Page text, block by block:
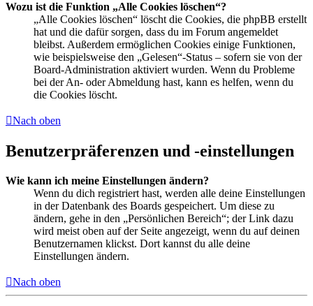
Wozu ist die Funktion „Alle Cookies löschen“?
„Alle Cookies löschen“ löscht die Cookies, die phpBB erstellt
hat und die dafür sorgen, dass du im Forum angemeldet
bleibst. Außerdem ermöglichen Cookies einige Funktionen,
wie beispielsweise den „Gelesen“-Status – sofern sie von der
Board-Administration aktiviert wurden. Wenn du Probleme
bei der An- oder Abmeldung hast, kann es helfen, wenn du
die Cookies löscht.
Nach oben
Benutzerpräferenzen und -einstellungen
Wie kann ich meine Einstellungen ändern?
Wenn du dich registriert hast, werden alle deine Einstellungen
in der Datenbank des Boards gespeichert. Um diese zu
ändern, gehe in den „Persönlichen Bereich“; der Link dazu
wird meist oben auf der Seite angezeigt, wenn du auf deinen
Benutzernamen klickst. Dort kannst du alle deine
Einstellungen ändern.
Nach oben